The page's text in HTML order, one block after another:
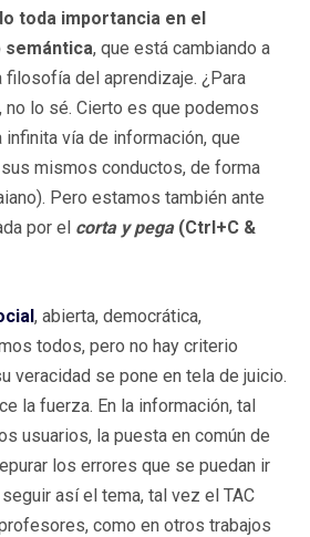
toda importancia en el
semántica, que está cambiando a
del aprendizaje. ¿Para
no lo sé. Cierto es que podemos
infinita vía de información, que
mismos conductos, de forma
Pero estamos también ante
por el corta y pega (Ctrl+C &
, abierta, democrática,
todos, pero no hay criterio
veracidad se pone en tela de juicio.
la fuerza. En la información, tal
usuarios, la puesta en común de
los errores que se puedan ir
así el tema, tal vez el TAC
como en otros trabajos